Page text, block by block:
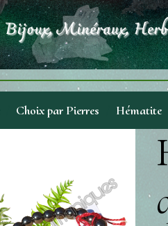
Choix par Pierres Hématite